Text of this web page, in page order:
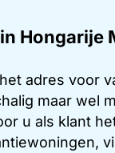
Hongarije
adres voor
maar wel
u als klant